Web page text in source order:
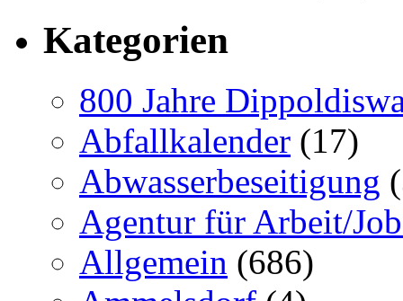
Kategorien
800 Jahre
Abfallkalender (17)
Abwasserbeseitigung
Agentur für Arbeit/
Allgemein (686)